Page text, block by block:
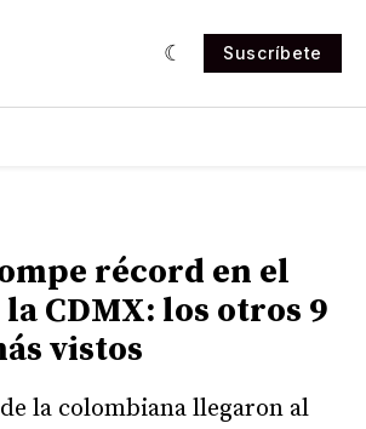
Suscríbete
récord en el
CDMX: los otros 9
vistos
la colombiana llegaron al